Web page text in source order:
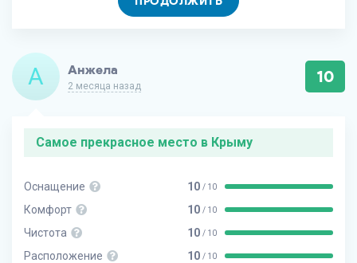
А Анжела
2 месяца назад 10
Самое прекрасное место в Крыму
Оснащение 10 / 10
Комфорт 10 / 10
Чистота 10 / 10
Расположение 10 / 10